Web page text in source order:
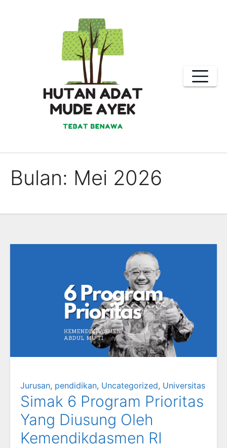
Bulan: Mei 2026
Jurusan, pendidikan, Uncategorized, Universitas
Simak 6 Program Prioritas
Yang Diusung Oleh
Kemendikdasmen RI